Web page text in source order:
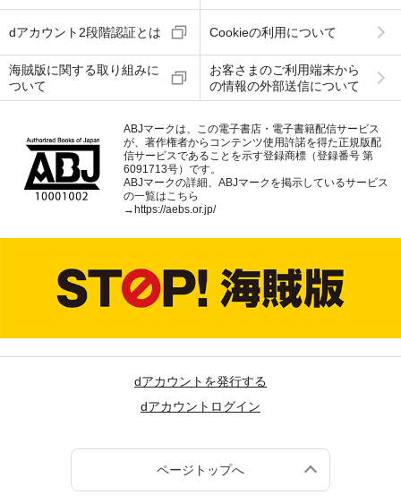
dアカウント2段階認証とは Cookieの利用について
海賊版に関する取り組みに
ついて
お客さまのご利用端末から
の情報の外部送信について
ABJマークは、この電子書店・電子書籍配信サービス
が、著作権者からコンテンツ使用許諾を得た正規版配
信サービスであることを示す登録商標（登録番号 第
6091713号）です。
ABJマークの詳細、ABJマークを掲示しているサービス
の一覧はこちら
→https://aebs.or.jp/
dアカウントを発行する
dアカウントログイン
ページトップへ